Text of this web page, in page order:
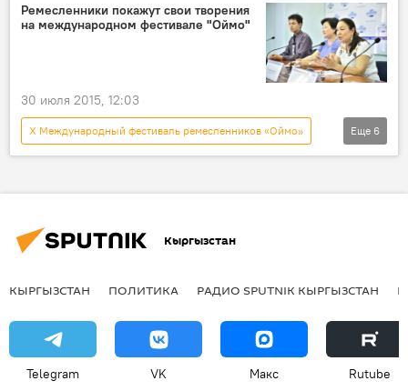
Международный фестиваль "Оймо"
Ремесленники покажут свои творения
на международном фестивале "Оймо"
30 июля 2015, 12:03
X Международный фестиваль ремесленников «Оймо»
Новости
Кыргызстан
Культура
Международный фестиваль "Оймо"
Еще 6
Кыргызстан
КЫРГЫЗСТАН ПОЛИТИКА РАДИО SPUTNIK КЫРГЫЗСТАН
Telegram VK Макс Rutube